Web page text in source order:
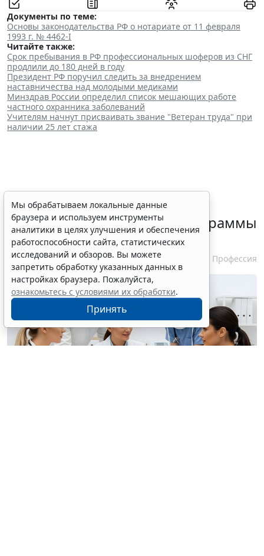
Документы по теме:
Основы законодательства РФ о нотариате от 11 февраля
1993 г. № 4462-I
Читайте также:
Срок пребывания в РФ профессиональных шоферов из СНГ
продлили до 180 дней в году
Президент РФ поручил следить за внедрением
наставничества над молодыми медиками
Минздрав России определил список мешающих работе
частного охранника заболеваний
Учителям начнут присваивать звание "Ветеран труда" при
наличии 25 лет стажа
Минздрав России выпустил
очередные типовые доппрограммы
профпереподготовки
29 июля 2026 15:39 Профессия
Мы обрабатываем локальные данные
браузера и используем инструменты
аналитики в целях улучшения и обеспечения
работоспособности сайта, статистических
исследований и обзоров. Вы можете
запретить обработку указанных данных в
настройках браузера. Пожалуйста,
ознакомьтесь с условиями их обработки.
Принять